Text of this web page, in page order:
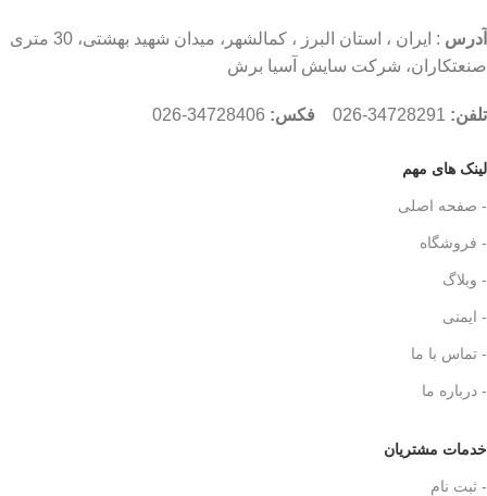
آدرس
: ایران ، استان البرز ، کمالشهر، میدان شهید بهشتی، 30 متری
صنعتکاران، شرکت سایش آسیا برش
تلفن: 34728291-026 فکس:
لینک های مهم
- صفحه اصلی
- فروشگاه
- وبلاگ
- ایمنی
- تماس با ما
- درباره ما
خدمات مشتریان
- ثبت نام